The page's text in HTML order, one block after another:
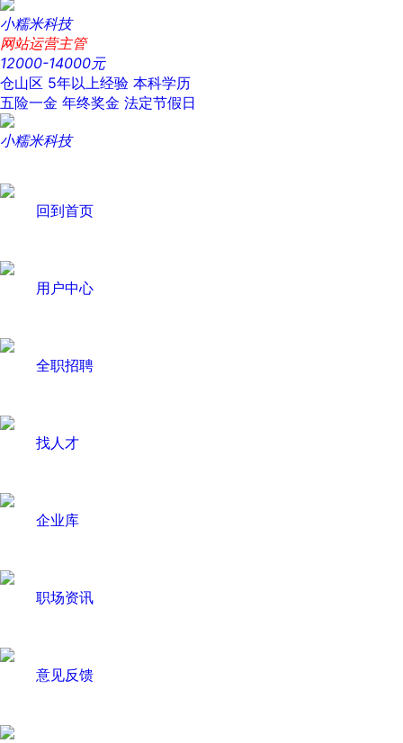
小糯米科技
网站运营主管
12000-14000元
仓山区 5年以上经验 本科学历
五险一金 年终奖金 法定节假日
小糯米科技
回到首页
用户中心
全职招聘
找人才
企业库
职场资讯
意见反馈